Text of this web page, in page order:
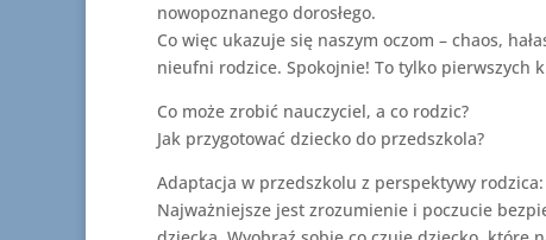
nowopoznanego dorosłego.
Co więc ukazuje się naszym oczom – chaos,
nieufni rodzice. Spokojnie! To tylko pierwszych
Co może zrobić nauczyciel, a co rodzic?
Jak przygotować dziecko do przedszkola?
Adaptacja w przedszkolu z perspektywy rodzica:
Najważniejsze jest zrozumienie i poczucie